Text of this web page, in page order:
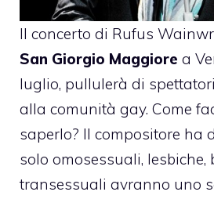
Il concerto di Rufus
San Giorgio Maggiore a
luglio, pullulerà di
alla comunità gay. Come
saperlo? Il compositore ha
solo omosessuali, lesbiche,
transessuali avranno uno